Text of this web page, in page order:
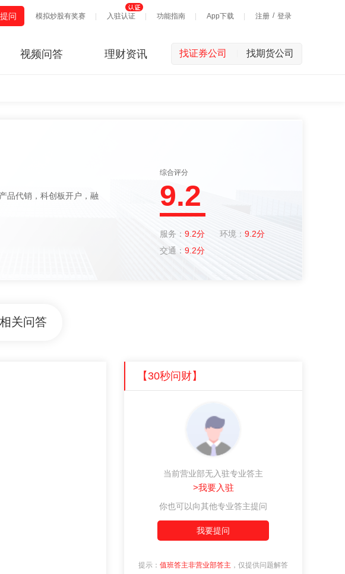
模拟炒股有奖赛 入驻认证 功能指南 App下载 注册 / 登录
提问
视频问答 理财资讯 找证券公司 找期货公司
综合评分
9.2
服务： 9.2分 环境： 9.2分
交通： 9.2分
相关问答
【30秒问财】
当前营业部无入驻专业答主
>我要入驻
你也可以向其他专业答主提问
我要提问
提示： 值班答主非营业部答主 ，仅提供问题解答